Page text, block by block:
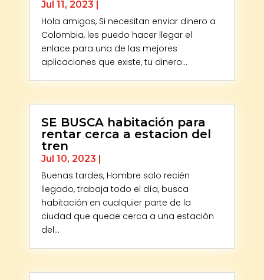
Jul 11, 2023 |
Hola amigos, Si necesitan enviar dinero a
Colombia, les puedo hacer llegar el
enlace para una de las mejores
aplicaciones que existe, tu dinero...
SE BUSCA habitación para
rentar cerca a estacion del
tren
Jul 10, 2023 |
Buenas tardes, Hombre solo recién
llegado, trabaja todo el día, busca
habitación en cualquier parte de la
ciudad que quede cerca a una estación
del...